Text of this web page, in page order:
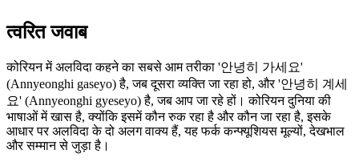
त्वरित जवाब
कोरियन में अलविदा कहने का सबसे आम तरीका '안녕히 가세요'
(Annyeonghi gaseyo) है, जब दूसरा व्यक्ति जा रहा हो, और '안녕히 계세
요' (Annyeonghi gyeseyo) है, जब आप जा रहे हों। कोरियन दुनिया की
भाषाओं में खास है, क्योंकि इसमें कौन रुक रहा है और कौन जा रहा है, इसके
आधार पर अलविदा के दो अलग वाक्य हैं, यह फर्क कन्फ्यूशियस मूल्यों, देखभाल
और सम्मान से जुड़ा है।